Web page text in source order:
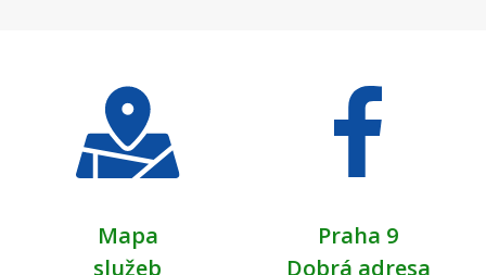
Mapa
služeb
Praha 9
Dobrá adresa